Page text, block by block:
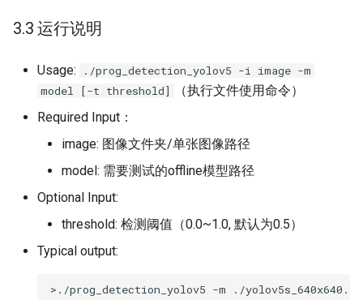
3.3 运行说明
Usage:
./prog_detection_yolov5 -i image -m
model [-t threshold]
（执行文件使用命令）
Required Input：
image: 图像文件夹/单张图像路径
model: 需要测试的offline模型路径
Optional Input:
threshold: 检测阈值（0.0~1.0, 默认为0.5）
Typical output:
>./prog_detection_yolov5 -m ./